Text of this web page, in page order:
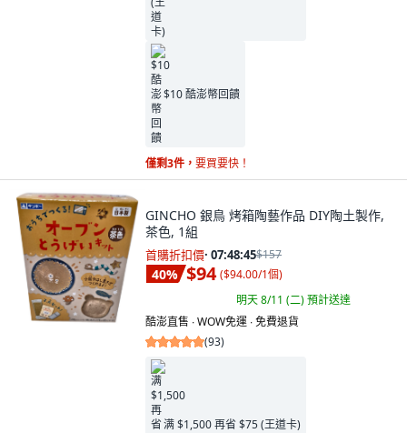
$10 酷澎幣回饋
僅剩3件， 要買要快！
GINCHO 銀鳥 烤箱陶藝作品 DIY陶土製作,
茶色, 1組
首購折扣價· 07:48:44$157
40% $94 ($94.00/1個)
明天 8/11 (二)預計送達
酷澎直售 ∙ WOW免運 ∙ 免費退貨
(93)
满 $1,500 再省 $75 (王道卡)